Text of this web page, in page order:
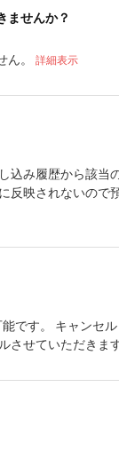
ませんか？
ん。 詳細表示
込み履歴から該当
反映されないので
です。 キャンセ
させていただきま